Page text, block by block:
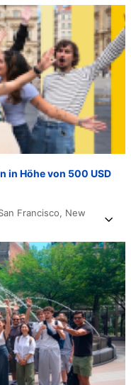
in Höhe von 500 USD
Francisco, New